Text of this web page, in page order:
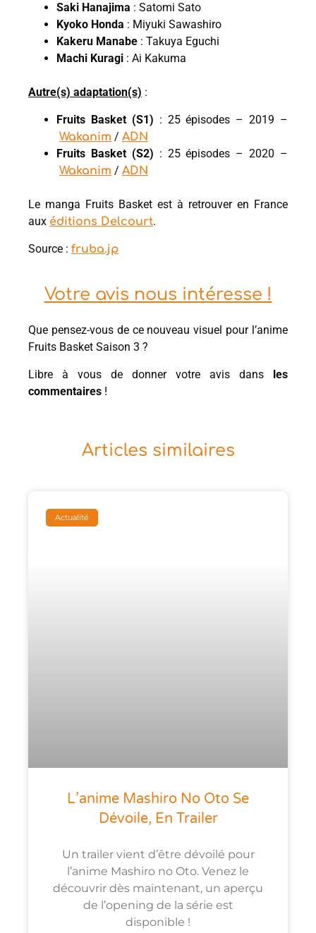
Saki Hanajima : Satomi Sato
Kyoko Honda : Miyuki Sawashiro
Kakeru Manabe : Takuya Eguchi
Machi Kuragi : Ai Kakuma
Autre(s) adaptation(s) :
Fruits Basket (S1) : 25 épisodes – 2019 –
Wakanim / ADN
Fruits Basket (S2) : 25 épisodes – 2020 –
Wakanim / ADN
Le manga Fruits Basket est à retrouver en France
aux éditions Delcourt.
Source : fruba.jp
Votre avis nous intéresse !
Que pensez-vous de ce nouveau visuel pour l’anime
Fruits Basket Saison 3 ?
Libre à vous de donner votre avis dans
les
commentaires !
Articles similaires
Actualité
L’anime Mashiro No Oto Se
Dévoile, En Trailer
Un trailer vient d’être dévoilé pour
l’anime Mashiro no Oto. Venez le
découvrir dès maintenant, un aperçu
de l’opening de la série est
disponible !